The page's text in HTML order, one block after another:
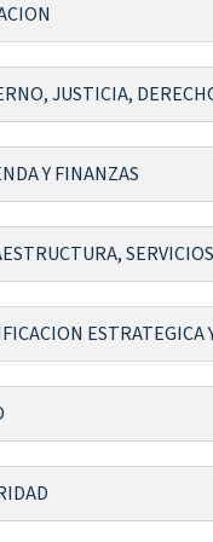
JUSTICIA,
Y FINANZAS
ESTRATEGICA